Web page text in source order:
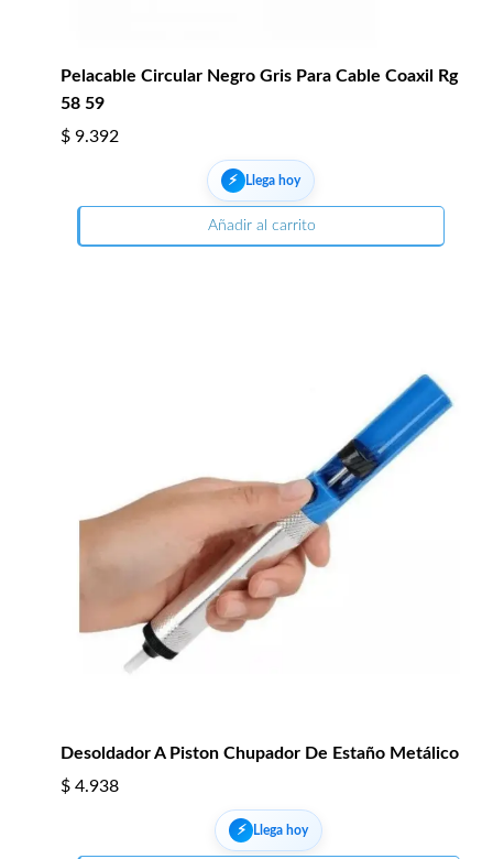
Pelacable Circular Negro Gris Para Cable Coaxil Rg
58 59
$ 9.392
⚡︎ Llega hoy
Añadir al carrito
Desoldador A Piston Chupador De Estaño Metálico
$ 4.938
⚡︎ Llega hoy